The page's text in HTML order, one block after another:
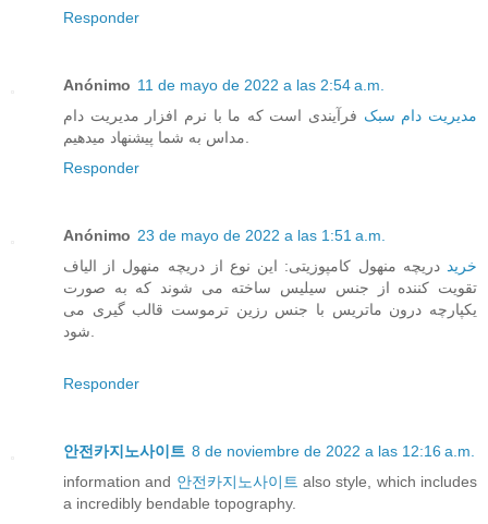
Responder
Anónimo 11 de mayo de 2022 a las 2:54 a.m.
مدیریت دام سبک فرآیندی است که ما با نرم افزار مدیریت دام
مداس به شما پیشنهاد میدهیم.
Responder
Anónimo 23 de mayo de 2022 a las 1:51 a.m.
خرید دریچه منهول کامپوزیتی: این نوع از دریچه منهول از الیاف
تقویت کننده از جنس سیلیس ساخته می شوند که به صورت
یکپارچه درون ماتریس با جنس رزین ترموست قالب گیری می
شود.
Responder
안전카지노사이트 8 de noviembre de 2022 a las 12:16 a.m.
information and 안전카지노사이트 also style, which includes
a incredibly bendable topography.